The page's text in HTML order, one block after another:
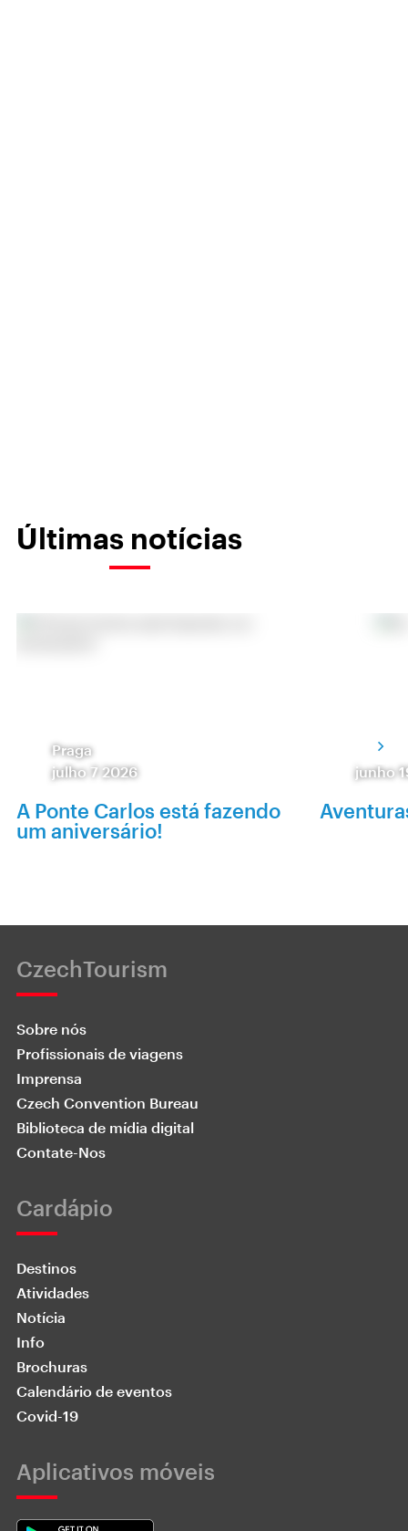
Últimas notícias
Praga
julho 7 2026
A Ponte Carlos está fazendo
um aniversário!
junho
CzechTourism
Sobre nós
Profissionais de viagens
Imprensa
Czech Convention Bureau
Biblioteca de mídia digital
Contate-Nos
Cardápio
Destinos
Atividades
Notícia
Info
Brochuras
Calendário de eventos
Covid-19
Aplicativos móveis